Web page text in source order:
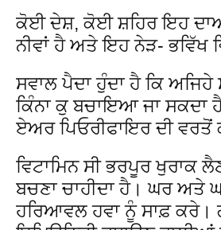
ਕੋਈ ਦੇਸ਼, ਕੋਈ ਸ਼ਹਿਰ ਇਹ
ਨੀਵਾਂ ਹੈ ਅਤੇ ਇਹ ਨੇੜ- ਭਵਿੱਖ
ਸਵਾਲ ਪੈਦਾ ਹੁੰਦਾ ਹੈ ਕਿ
ਕਿੰਨਾ ਕੁ ਬਚਾਇਆ ਜਾ ਸਕਦਾ
ਏਅਰ ਪਿਓਰੀਫਾਇਰ ਦੀ ਵਰਤੋਂ
ਵਿਟਾਮਿਨ ਸੀ ਭਰਪੂਰ ਖੁਰਾਕ
ਬਚਣਾ ਚਾਹੀਦਾ ਹੈ। ਘਰ ਅਤੇ
ਹਰਿਆਵਲ ਹਵਾ ਨੂੰ ਸਾਫ਼ ਕਰੇ।